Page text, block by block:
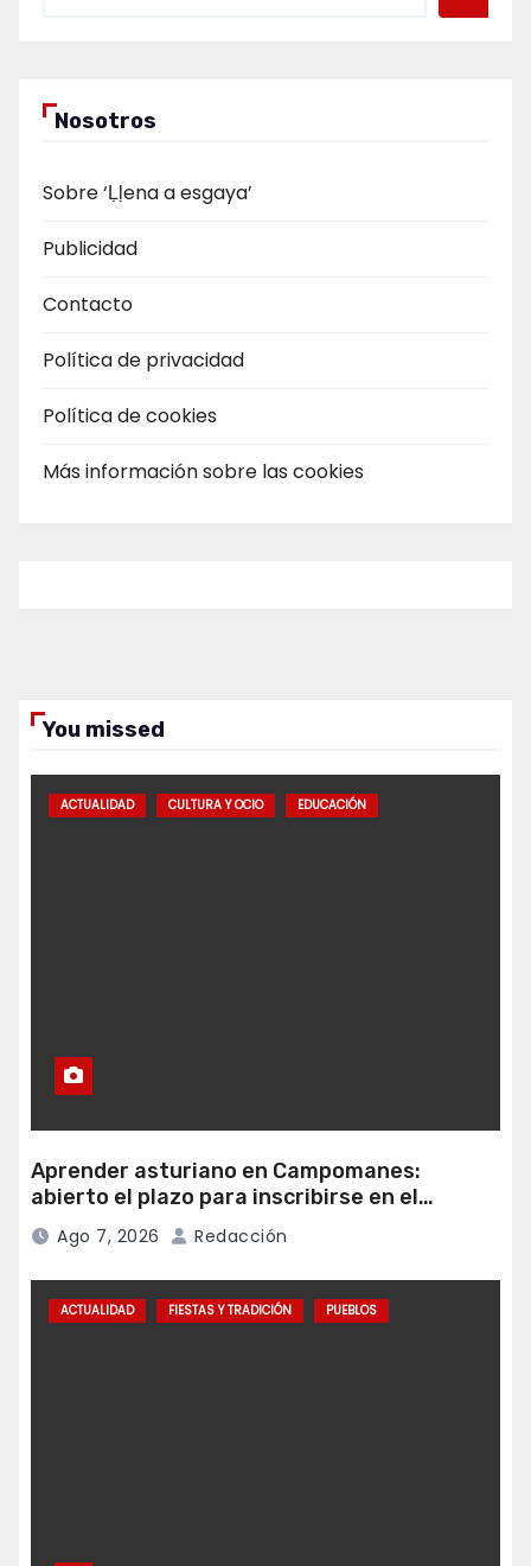
Nosotros
Sobre ‘Ḷḷena a esgaya’
Publicidad
Contacto
Política de privacidad
Política de cookies
Más información sobre las cookies
You missed
ACTUALIDAD CULTURA Y OCIO EDUCACIÓN
Aprender asturiano en Campomanes:
abierto el plazo para inscribirse en el
programa Falamos
Ago 7, 2026 Redacción
ACTUALIDAD FIESTAS Y TRADICIÓN PUEBLOS